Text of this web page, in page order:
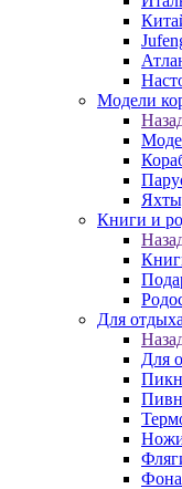
Модели
Книги и
Для
Для